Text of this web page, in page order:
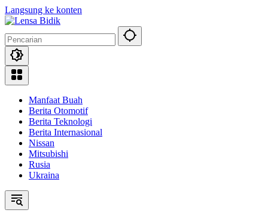
Langsung ke konten
Manfaat Buah
Berita Otomotif
Berita Teknologi
Berita Internasional
Nissan
Mitsubishi
Rusia
Ukraina